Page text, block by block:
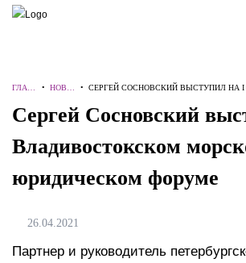
ПОИСК ПО САЙТУ
ГЛАВ
•НОВО
• СЕРГЕЙ СОСНОВСКИЙ ВЫСТУПИЛ НА
Сергей Сосновский
Владивостокском
юридическом форуме
26.04.2021
Партнер и руководитель